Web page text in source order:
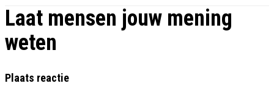
Laat mensen jouw mening
weten
Plaats reactie